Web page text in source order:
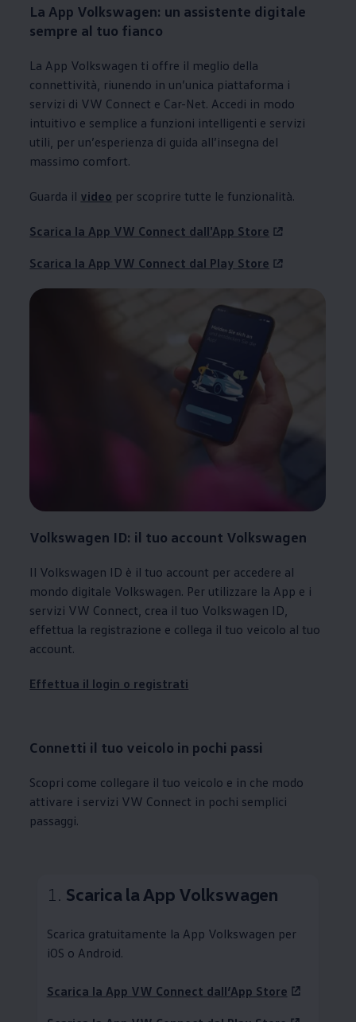
La App Volkswagen: un assistente digitale
sempre al tuo fianco
La App Volkswagen ti offre il meglio della
connettività, riunendo in un’unica piattaforma i
servizi di VW Connect e Car-Net. Accedi in modo
intuitivo e semplice a funzioni intelligenti e servizi
utili, per un’esperienza di guida all’insegna del
massimo comfort.
Guarda il video per scoprire tutte le funzionalità.
Scarica la App VW Connect dall'App Store
Scarica la App VW Connect dal Play Store
Volkswagen ID: il tuo account Volkswagen
Il Volkswagen ID è il tuo account per accedere al
mondo digitale Volkswagen. Per utilizzare la App e i
servizi VW Connect, crea il tuo Volkswagen ID,
effettua la registrazione e collega il tuo veicolo al tuo
account.
Effettua il login o registrati
Connetti il tuo veicolo in pochi passi
Scopri come collegare il tuo veicolo e in che modo
attivare i servizi VW Connect in pochi semplici
passaggi.
1. Scarica la App Volkswagen
Scarica gratuitamente la App Volkswagen per
iOS o Android.
Scarica la App VW Connect dall’App Store